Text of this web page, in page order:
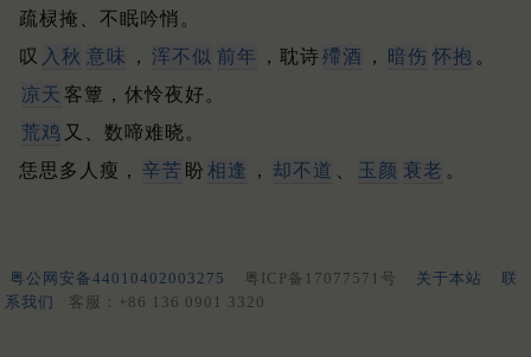
疏棂掩、不眠吟悄。
叹 入秋 意味 ， 浑不似 前年 ，耽诗殢酒 ， 暗伤 怀抱 。
凉天 客簟，休怜夜好。
荒鸡 又、数啼难晓。
恁思多人瘦， 辛苦 盼 相逢 ， 却不道 玉颜 衰老 。
粤公网安备44010402003275 粤ICP备17077571号 关于本站
联
系我们
客服：+86 136 0901 3320